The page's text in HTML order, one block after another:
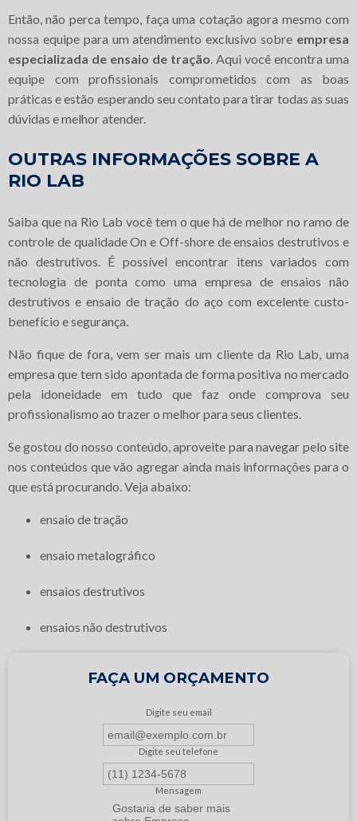
Então, não perca tempo, faça uma cotação agora mesmo com
nossa equipe para um atendimento exclusivo sobre empresa
especializada de ensaio de tração. Aqui você encontra uma
equipe com profissionais comprometidos com as boas
práticas e estão esperando seu contato para tirar todas as suas
dúvidas e melhor atender.
OUTRAS INFORMAÇÕES SOBRE A
RIO LAB
Saiba que na Rio Lab você tem o que há de melhor no ramo de
controle de qualidade On e Off-shore de ensaios destrutivos e
não destrutivos. É possível encontrar itens variados com
tecnologia de ponta como uma empresa de ensaios não
destrutivos e ensaio de tração do aço com excelente custo-
benefício e segurança.
Não fique de fora, vem ser mais um cliente da Rio Lab, uma
empresa que tem sido apontada de forma positiva no mercado
pela idoneidade em tudo que faz onde comprova seu
profissionalismo ao trazer o melhor para seus clientes.
Se gostou do nosso conteúdo, aproveite para navegar pelo site
nos conteúdos que vão agregar ainda mais informações para o
que está procurando. Veja abaixo:
ensaio de tração
ensaio metalográfico
ensaios destrutivos
ensaios não destrutivos
FAÇA UM ORÇAMENTO
Digite seu email
Digite seu telefone
Mensagem